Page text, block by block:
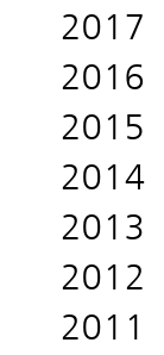
2017
2016
2015
2014
2013
2012
2011